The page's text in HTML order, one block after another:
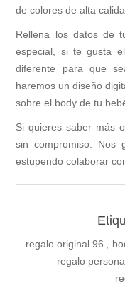
de colores de alta
Rellena los datos de
especial, si te gusta
diferente para que
haremos un diseño
sobre el body de tu
Si quieres saber más
sin compromiso. Nos
estupendo colaborar
regalo original 96 ,
regalo